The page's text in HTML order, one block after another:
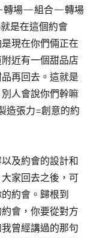
—轉場—組合—轉場
是在這個約會
現在你們倆正在
近有一個甜品店
再回去。這就是
人會說你們幹嘛
造張力=創意的約
及約會的設計和
家回去之後，可
約會。歸根到
會，你要從對方
曾經講過的那句